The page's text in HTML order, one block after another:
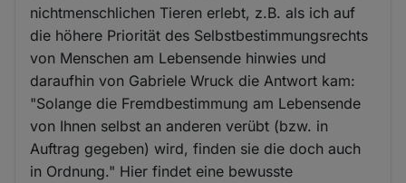
nichtmenschlichen Tieren erlebt, z.B. als ich auf
die höhere Priorität des Selbstbestimmungsrechts
von Menschen am Lebensende hinwies und
daraufhin von Gabriele Wruck die Antwort kam:
"Solange die Fremdbestimmung am Lebensende
von Ihnen selbst an anderen verübt (bzw. in
Auftrag gegeben) wird, finden sie die doch auch
in Ordnung." Hier findet eine bewusste